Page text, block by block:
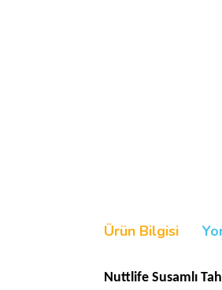
Ürün Bilgisi
Nuttlife Susamlı